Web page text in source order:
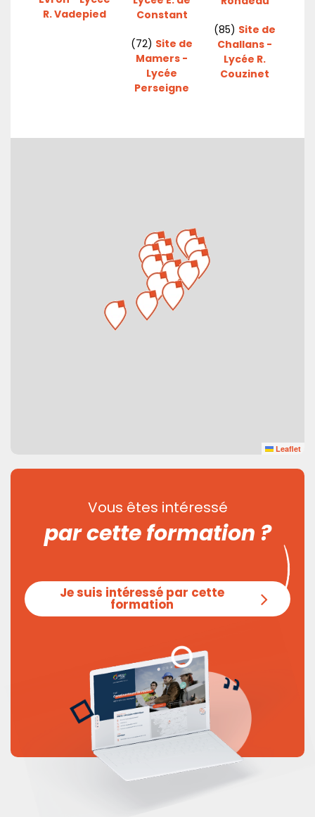
R. Vadepied
Constant
(72) Site de
Mamers -
Lycée
Perseigne
(85) Site de
Challans -
Lycée R.
Couzinet
Leaflet
Vous êtes intéressé
par cette formation ?
Je suis intéressé par cette
formation